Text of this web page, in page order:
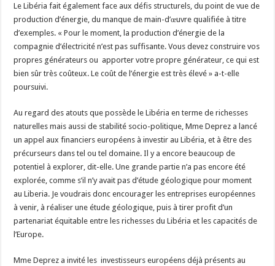
Le Libéria fait également face aux défis structurels, du point de vue de
production d’énergie, du manque de main-d’œuvre qualifiée à titre
d’exemples. « Pour le moment, la production d’énergie de la
compagnie d’électricité n’est pas suffisante. Vous devez construire vos
propres générateurs ou apporter votre propre générateur, ce qui est
bien sûr très coûteux. Le coût de l’énergie est très élevé » a-t-elle
poursuivi.
Au regard des atouts que possède le Libéria en terme de richesses
naturelles mais aussi de stabilité socio-politique, Mme Deprez a lancé
un appel aux financiers européens à investir au Libéria, et à être des
précurseurs dans tel ou tel domaine. Il y a encore beaucoup de
potentiel à explorer, dit-elle. Une grande partie n’a pas encore été
explorée, comme s’il n’y avait pas d’étude géologique pour moment
au Liberia. Je voudrais donc encourager les entreprises européennes
à venir, à réaliser une étude géologique, puis à tirer profit d’un
partenariat équitable entre les richesses du Libéria et les capacités de
l’Europe.
Mme Deprez a invité les investisseurs européens déjà présents au